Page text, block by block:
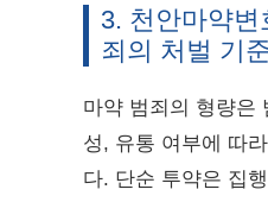
3. 천안마약변
죄의 처벌 기
마약 범죄의 형량은
성, 유통 여부에 따
다. 단순 투약은 집